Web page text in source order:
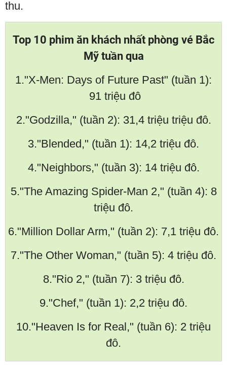
thu.
Top 10 phim ăn khách nhất phòng vé Bắc
Mỹ tuần qua
1."X-Men: Days of Future Past" (tuần 1):
91 triệu đô
2."Godzilla," (tuần 2): 31,4 triệu triệu đô.
3."Blended," (tuần 1): 14,2 triệu đô.
4."Neighbors," (tuần 3): 14 triệu đô.
5."The Amazing Spider-Man 2," (tuần 4): 8
triệu đô.
6."Million Dollar Arm," (tuần 2): 7,1 triệu đô.
7."The Other Woman," (tuần 5): 4 triệu đô.
8."Rio 2," (tuần 7): 3 triệu đô.
9."Chef," (tuần 1): 2,2 triệu đô.
10."Heaven Is for Real," (tuần 6): 2 triệu
đô.